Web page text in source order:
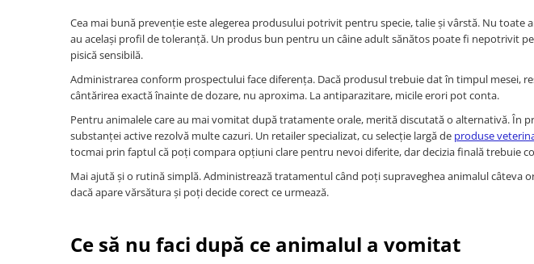
Cea mai bună prevenție este alegerea produsului potrivit pentru specie, talie și vârstă. Nu
au același profil de toleranță. Un produs bun pentru un câine adult sănătos poate fi nepotrivit
pisică sensibilă.
Administrarea conform prospectului face diferența. Dacă produsul trebuie dat în timpul mesei,
cântărirea exactă înainte de dozare, nu aproxima. La antiparazitare, micile erori pot conta.
Pentru animalele care au mai vomitat după tratamente orale, merită discutată o alternativă. În
substanței active rezolvă multe cazuri. Un retailer specializat, cu selecție largă de produse
tocmai prin faptul că poți compara opțiuni clare pentru nevoi diferite, dar decizia finală trebuie
Mai ajută și o rutină simplă. Administrează tratamentul când poți supraveghea animalul câteva
dacă apare vărsătura și poți decide corect ce urmează.
Ce să nu faci după ce animalul a vomitat